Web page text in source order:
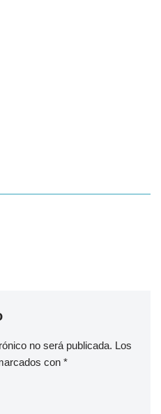
no será publicada. Los
con *